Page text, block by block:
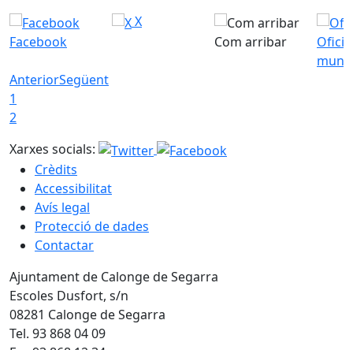
Facebook
X
Com arribar
AnteriorSegüent
1
2
Xarxes socials:
Crèdits
Accessibilitat
Avís legal
Protecció de dades
Contactar
Ajuntament de Calonge de Segarra
Escoles Dusfort, s/n
08281 Calonge de Segarra
Tel. 93 868 04 09